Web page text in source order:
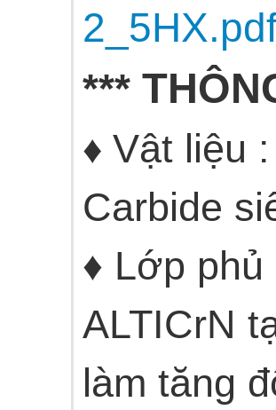
***
♦ Vật liệu :
Carbide
♦ Lớp phủ
ALTICrN
làm tăng